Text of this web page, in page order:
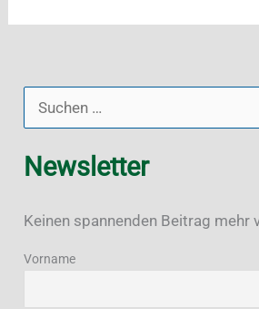
Kellnerin
Popstar:
Dua
Weg
Erfolg
u
c
e
n
Newsletter
Keinen spannenden Beitrag mehr
Vorname